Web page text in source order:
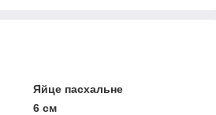
Яйце пасхальне
6 см